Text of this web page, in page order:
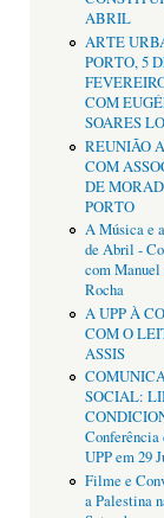
ABRIL
ARTE
PORTO, 5
COM
SOARES
REUNIÃO
COM
DE
PORTO
A Música e
de Abril -
com Manuel
Rocha
A UPP À
COM O
ASSIS
SOCIAL:
Conferência
UPP em 29
Filme e
a Palestina